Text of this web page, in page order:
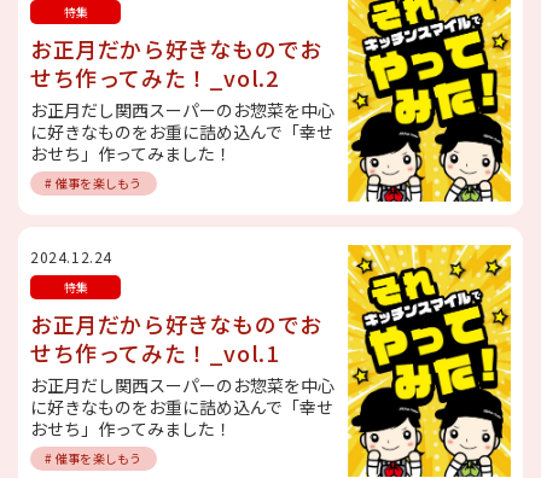
特集
お正月だから好きなものでお
せち作ってみた！_vol.2
お正月だし関西スーパーのお惣菜を中心
に好きなものをお重に詰め込んで「幸せ
おせち」作ってみました！
# 催事を楽しもう
2024.12.24
特集
お正月だから好きなものでお
せち作ってみた！_vol.1
お正月だし関西スーパーのお惣菜を中心
に好きなものをお重に詰め込んで「幸せ
おせち」作ってみました！
# 催事を楽しもう